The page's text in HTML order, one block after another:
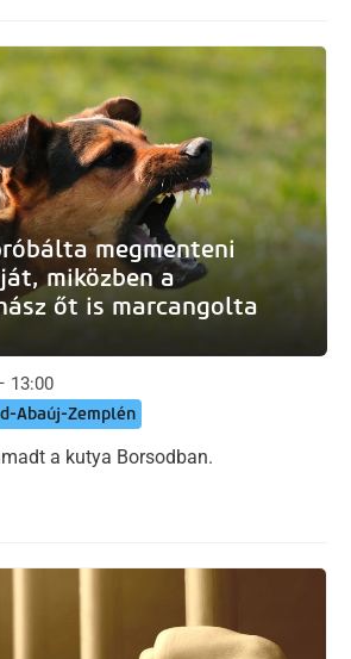
megmenteni
miközben a
őt is marcangolta
13:00
Abaúj-Zemplén
a kutya Borsodban.